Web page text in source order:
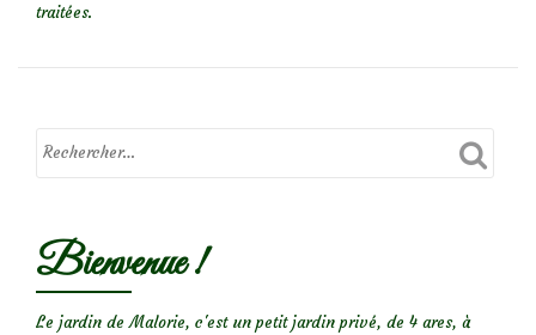
traitées.
Bienvenue !
Le jardin de Malorie, c'est un petit jardin privé, de 4 ares, à